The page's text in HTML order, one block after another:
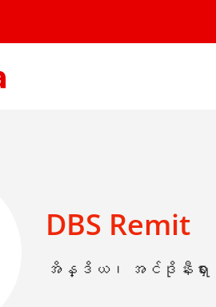
DBS Remit
အိန္ဒိယ၊ အင်ဒိုနီးရှား